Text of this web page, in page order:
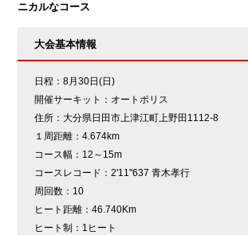
ニカルなコース
大会基本情報
日程：8月30日(日)
開催サーキット： オートポリス
住所：大分県日田市上津江町上野田1112-8
１周距離：4.674km
コース幅： 12～15m
コースレコード：2'11"637 青木孝行
周回数： 10
ヒート距離：46.740Km
ヒート制： 1ヒート